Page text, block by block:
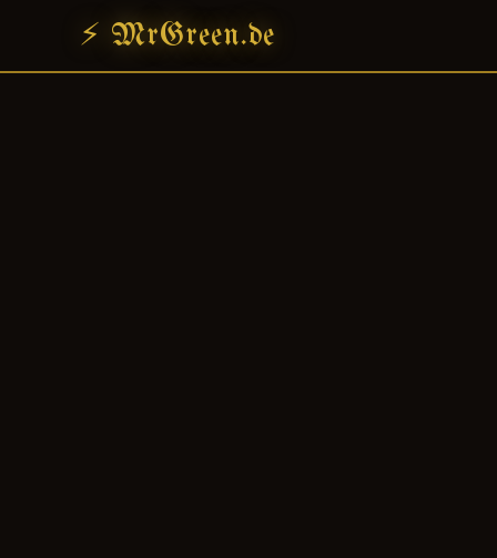
⚡ MrGreen.de